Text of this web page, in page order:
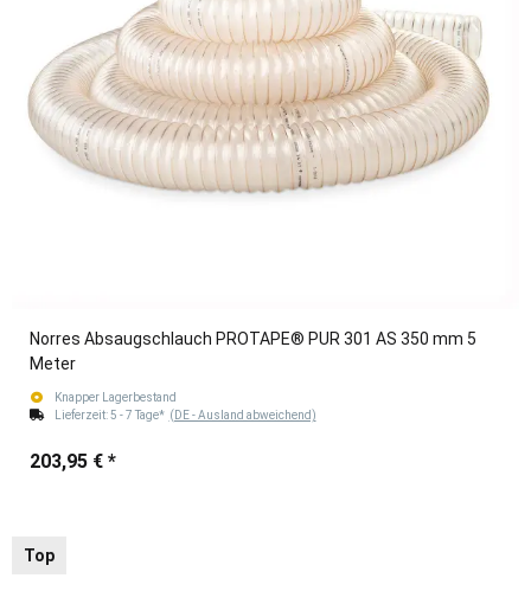
Norres Absaugschlauch PROTAPE® PUR 301 AS 350 mm 5
Meter
Knapper Lagerbestand
Lieferzeit:5 - 7 Tage* (DE - Ausland abweichend)
203,95 € *
Top